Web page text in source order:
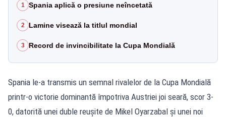
1 Spania aplică o presiune neîncetată
2 Lamine visează la titlul mondial
3 Record de invincibilitate la Cupa Mondială
Spania le-a transmis un semnal rivalelor de la Cupa Mondială
printr-o victorie dominantă împotriva Austriei joi seară, scor 3-
0, datorită unei duble reușite de Mikel Oyarzabal și unei noi